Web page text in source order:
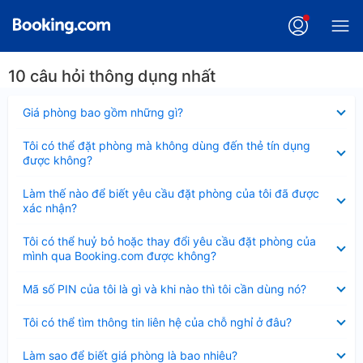
10 câu hỏi thông dụng nhất
Giá phòng bao gồm những gì?
thu
Tôi có thể đặt phòng mà không dùng đến thẻ tín dụng
được không?
thu
gọn
Làm thế nào để biết yêu cầu đặt phòng của tôi đã được
xác nhận?
thu
gọn
Tôi có thể huỷ bỏ hoặc thay đổi yêu cầu đặt phòng của
mình qua Booking.com được không?
thu
gọn
Mã số PIN của tôi là gì và khi nào thì tôi cần dùng nó?
thu
Tôi có thể tìm thông tin liên hệ của chỗ nghỉ ở đâu?
thu
Làm sao để biết giá phòng là bao nhiêu?
thu